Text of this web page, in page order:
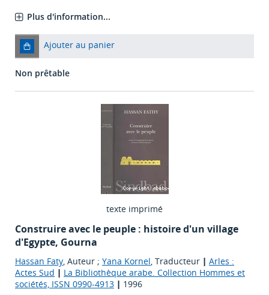
Plus d'information...
Ajouter au panier
Non prêtable
texte imprimé
Construire avec le peuple : histoire d'un village
d'Egypte, Gourna
Hassan Faty, Auteur ; Yana Kornel, Traducteur | Arles :
Actes Sud | La Bibliothèque arabe. Collection Hommes et
sociétés, ISSN 0990-4913 | 1996